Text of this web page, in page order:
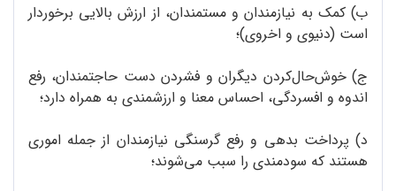
ب) کمک به نیازمندان و مستمندان، از ارزش بالایی برخوردار
است (دنیوی و اخروی)؛
ج) خوش‌حال‌کردن دیگران و فشردن دست حاجتمندان، رفع
اندوه و افسردگی، احساس معنا و ارزشمندی به همراه دارد؛
د) پرداخت بدهی و رفع گرسنگی نیازمندان از جمله اموری
هستند که سودمندی را سبب می‌شوند؛